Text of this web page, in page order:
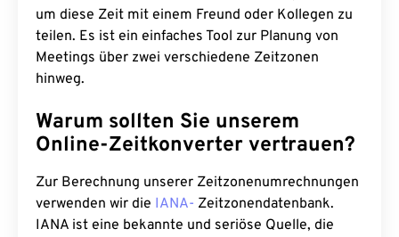
um diese Zeit mit einem Freund oder Kollegen zu
teilen. Es ist ein einfaches Tool zur Planung von
Meetings über zwei verschiedene Zeitzonen
hinweg.
Warum sollten Sie unserem
Online-Zeitkonverter vertrauen?
Zur Berechnung unserer Zeitzonenumrechnungen
verwenden wir die IANA- Zeitzonendatenbank.
IANA ist eine bekannte und seriöse Quelle, die